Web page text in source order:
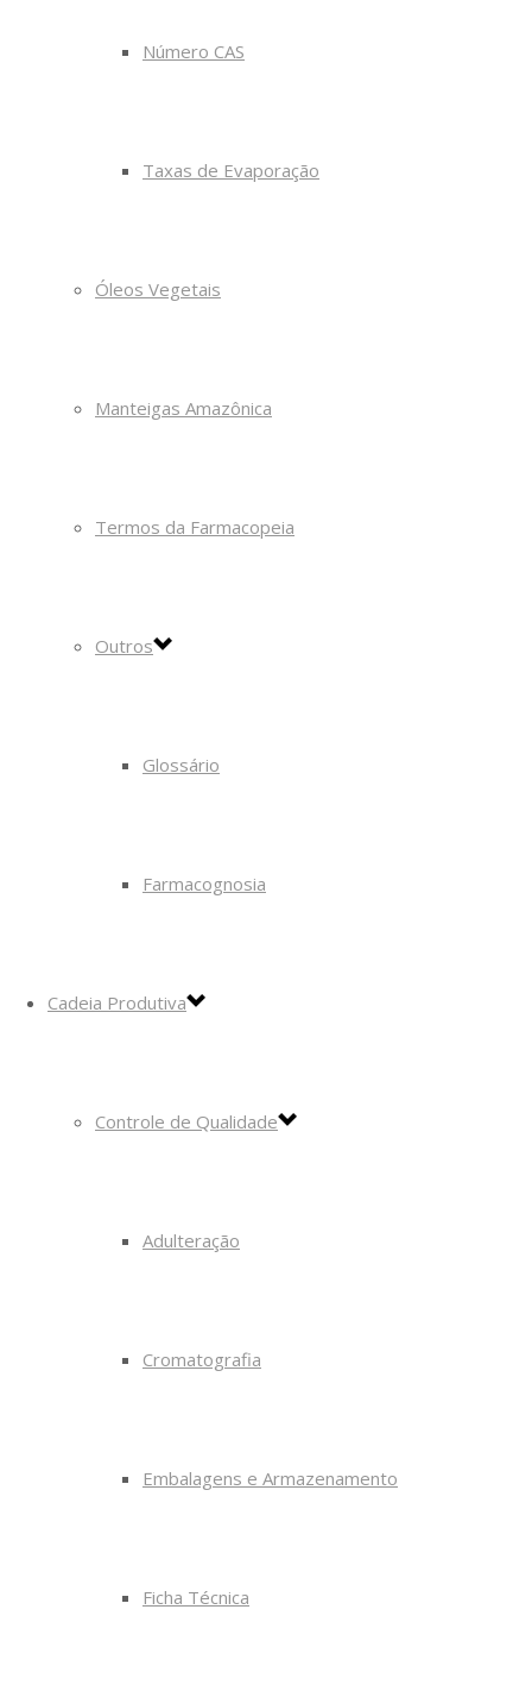
Número CAS
Taxas de Evaporação
Óleos Vegetais
Manteigas Amazônica
Termos da Farmacopeia
Outros
Glossário
Farmacognosia
Cadeia Produtiva
Controle de Qualidade
Adulteração
Cromatografia
Embalagens e Armazenamento
Ficha Técnica